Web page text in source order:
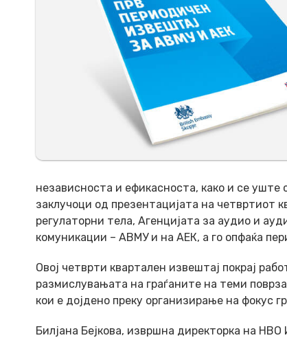
независноста и ефикасноста, како и се уште
заклучоци од презентацијата на четвртиот
регулаторни тела, Агенцијата за аудио и
комуникации – АВМУ и на АЕК, а го опфаќа
Овој четврти квартален извештај покрај
размислувањата на граѓаните на теми
кои е дојдено преку организирање на фокус
Билјана Бејкова, извршна директорка на